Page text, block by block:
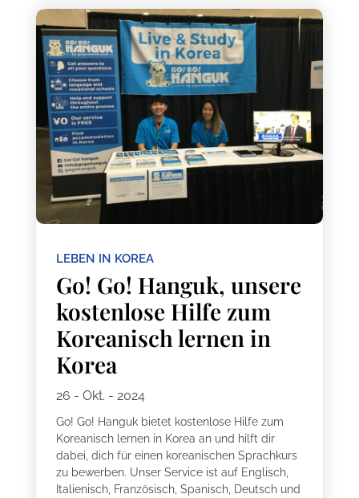
LEBEN IN KOREA
Go! Go! Hanguk, unsere
kostenlose Hilfe zum
Koreanisch lernen in
Korea
26 - Okt. - 2024
Go! Go! Hanguk bietet kostenlose Hilfe zum
Koreanisch lernen in Korea an und hilft dir
dabei, dich für einen koreanischen Sprachkurs
zu bewerben. Unser Service ist auf Englisch,
Italienisch, Französisch, Spanisch, Deutsch und